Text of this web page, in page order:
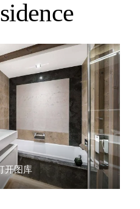
开图库